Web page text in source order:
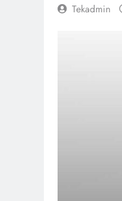
Tekadmin